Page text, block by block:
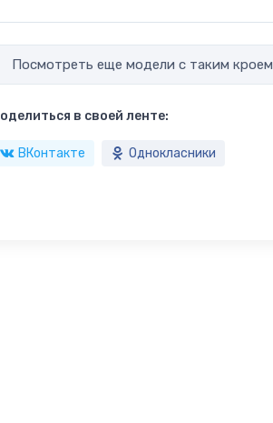
Посмотреть еще модели с таким кроем
в своей ленте:
ВКонтакте Однокласники